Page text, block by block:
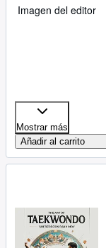
Imagen del editor
Mostrar más
Añadir al carrito